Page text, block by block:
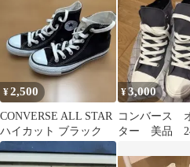
¥2,500
CONVERSE ALL STAR
ハイカット ブラック
¥3,000
コンバース
ター 美品